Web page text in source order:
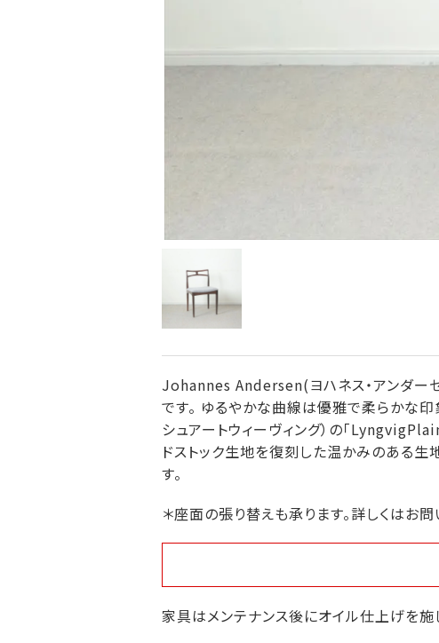
Johannes Andersen(ヨハネス・アンダー
です。 ゆるやかな曲線は優雅で柔らかな印
シュアートウィーヴィング）の「
ドストック生地を復刻した温かみのある生
す。
＊座面の張り替えも承ります。詳しくはお
家具はメンテナンス後にオイル仕上げを施